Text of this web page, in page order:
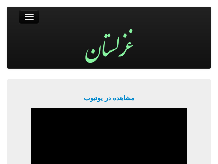
مشاهده در یوتیوب